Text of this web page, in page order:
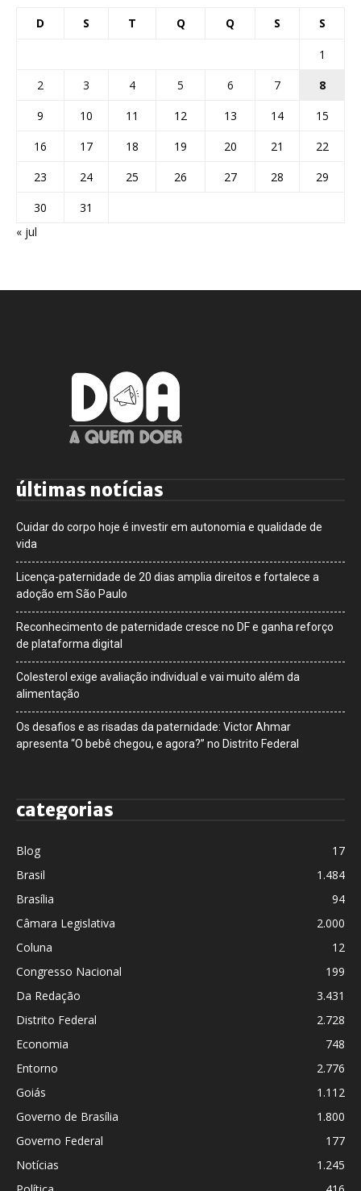
D S T Q Q S S
1
2
3 4 5 6 7
8
9
10 11 12 13 14
15
16
17 18 19 20 21
22
23
24 25 26 27 28
29
30
31
« jul
últimas notícias
Cuidar do corpo hoje é investir em autonomia e qualidade de
vida
Licença-paternidade de 20 dias amplia direitos e fortalece a
adoção em São Paulo
Reconhecimento de paternidade cresce no DF e ganha reforço
de plataforma digital
Colesterol exige avaliação individual e vai muito além da
alimentação
Os desafios e as risadas da paternidade: Victor Ahmar
apresenta “O bebê chegou, e agora?” no Distrito Federal
categorias
Blog
17
Brasil
1.484
Brasília
94
Câmara Legislativa
2.000
Coluna
12
Congresso Nacional
199
Da Redação
3.431
Distrito Federal
2.728
Economia
748
Entorno
2.776
Goiás
1.112
Governo de Brasília
1.800
Governo Federal
177
Notícias
1.245